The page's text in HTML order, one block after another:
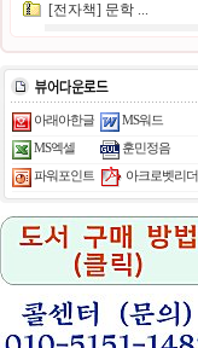
[전자책] 문학 ...
아래아한글 MS워드
MS엑셀 훈민정음
파워포인트 아크로벳리더